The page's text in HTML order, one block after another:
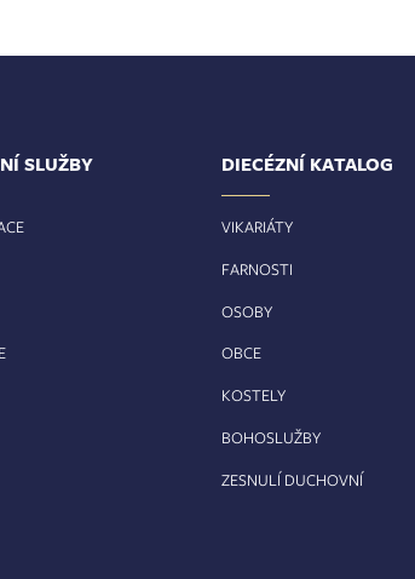
SLUŽBY DIECÉZNÍ KATALOG
VIKARIÁTY
FARNOSTI
OSOBY
OBCE
KOSTELY
BOHOSLUŽBY
ZESNULÍ DUCHOVNÍ